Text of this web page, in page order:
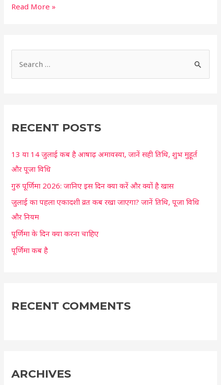
होंगे
Read More »
e
c
f
o
r
:
RECENT POSTS
13 या 14 जुलाई कब है आषाढ़ अमावस्या, जानें सही तिथि, शुभ मुहूर्त
और पूजा विधि
गुरु पूर्णिमा 2026: जानिए इस दिन क्या करें और क्यों है खास
जुलाई का पहला एकादशी व्रत कब रखा जाएगा? जानें तिथि, पूजा विधि
और नियम
पूर्णिमा के दिन क्या करना चाहिए
पूर्णिमा कब है
RECENT COMMENTS
ARCHIVES